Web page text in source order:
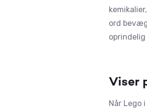
ord
Viser
Når Lego